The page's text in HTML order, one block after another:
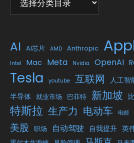
AI AI芯片 AMD Anthropic
Intel Mac Meta Nvidia OpenAI
Tesla youtube 互联网 人工智
半导体 就业市场 巴菲特 新加坡
特斯拉 生产力 电动车 电邮
美股 职场 自动驾驶 自我提升 英